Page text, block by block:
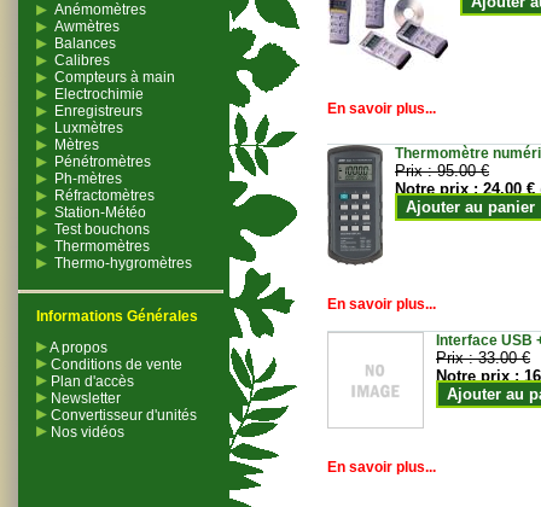
Anémomètres
Awmètres
Balances
Calibres
Compteurs à main
Electrochimie
Enregistreurs
Luxmètres
Mètres
Pénétromètres
Ph-mètres
Réfractomètres
Station-Météo
Test bouchons
Thermomètres
Thermo-hygromètres
Informations Générales
A propos
Conditions de vente
Plan d'accès
Newsletter
Convertisseur d'unités
Nos vidéos
En savoir plus...
Thermomètre
Prix :95.00 €
Notre prix :24.00 €
Ajouter au panier
En savoir plus...
Interface USB
Prix :33.00 €
Notre prix :
Ajouter au
En savoir plus...